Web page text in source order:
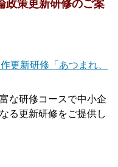
政策更新研修のご案
更新研修「あつまれ、
な研修コースで中小企
る更新研修をご提供し